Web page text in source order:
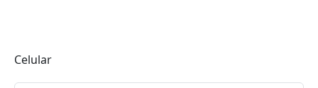
Celular